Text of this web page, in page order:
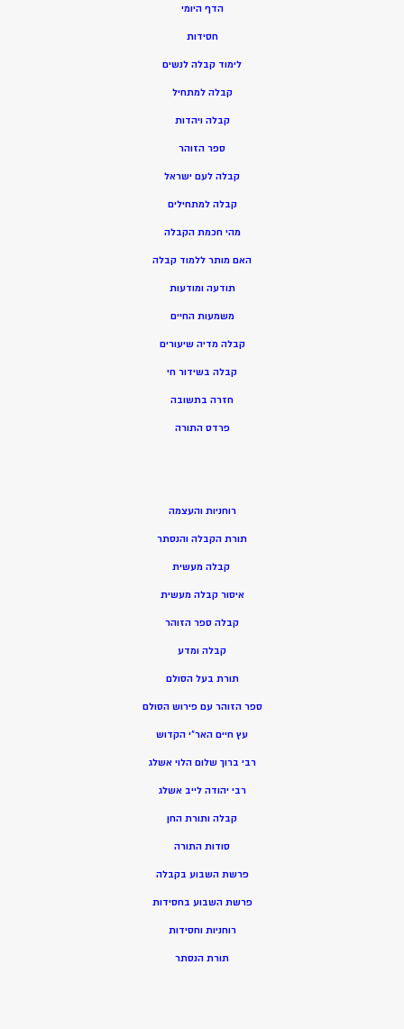
הדף היומי
חסידות
לימוד קבלה לנשים
קבלה למתחיל
קבלה ויהדות
ספר הזוהר
קבלה לעם ישראל
קבלה למתחילים
מהי חכמת הקבלה
האם מותר ללמוד קבלה
תודעה ומודעות
משמעות החיים
קבלה מדיה שיעורים
קבלה בשידור חי
חזרה בתשובה
פרדס התורה
רוחניות והעצמה
תורת הקבלה והנסתר
קבלה מעשית
איסור קבלה מעשית
קבלה ספר הזוהר
קבלה ומדע
תורת בעל הסולם
ספר הזוהר עם פירוש הסולם
עץ חיים האר”י הקדוש
רבי ברוך שלום הלוי אשלג
רבי יהודה לייב אשלג
קבלה ותורת החן
סודות התורה
פרשת השבוע בקבלה
פרשת השבוע בחסידות
רוחניות וחסידות
תורת הנסתר